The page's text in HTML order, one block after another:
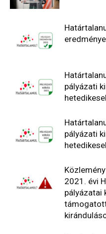
pályázati
pályázati
2021. évi
pályázatai